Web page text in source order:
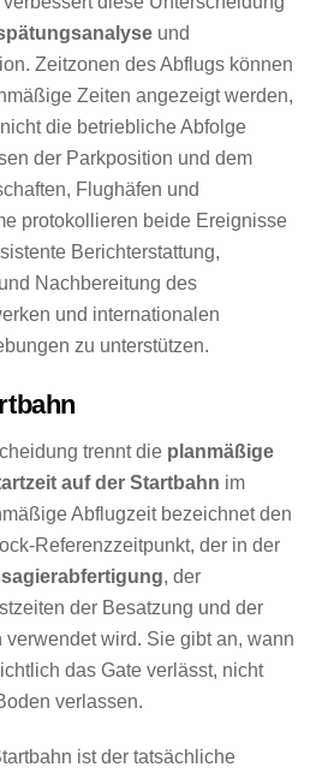
und
Zeitzonen des Abflugs können
Zeiten angezeigt werden,
die betriebliche Abfolge
der Parkposition und dem
Flughäfen und
protokollieren beide Ereignisse
Berichterstattung,
und Nachbereitung des
und internationalen
zu unterstützen.
trennt die planmäßige
auf der Startbahn im
Abflugzeit bezeichnet den
Referenzzeitpunkt, der in der
, der
der Besatzung und der
wird. Sie gibt an, wann
das Gate verlässt, nicht
verlassen.
ist der tatsächliche